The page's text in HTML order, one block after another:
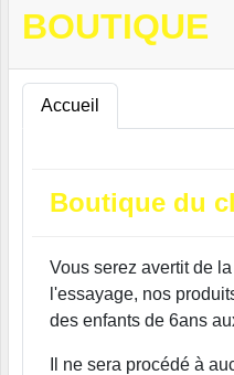
BOUTIQUE
Accueil
Boutique du
Vous serez avertit de
l'essayage, nos
des enfants de 6ans
Il ne sera procédé à